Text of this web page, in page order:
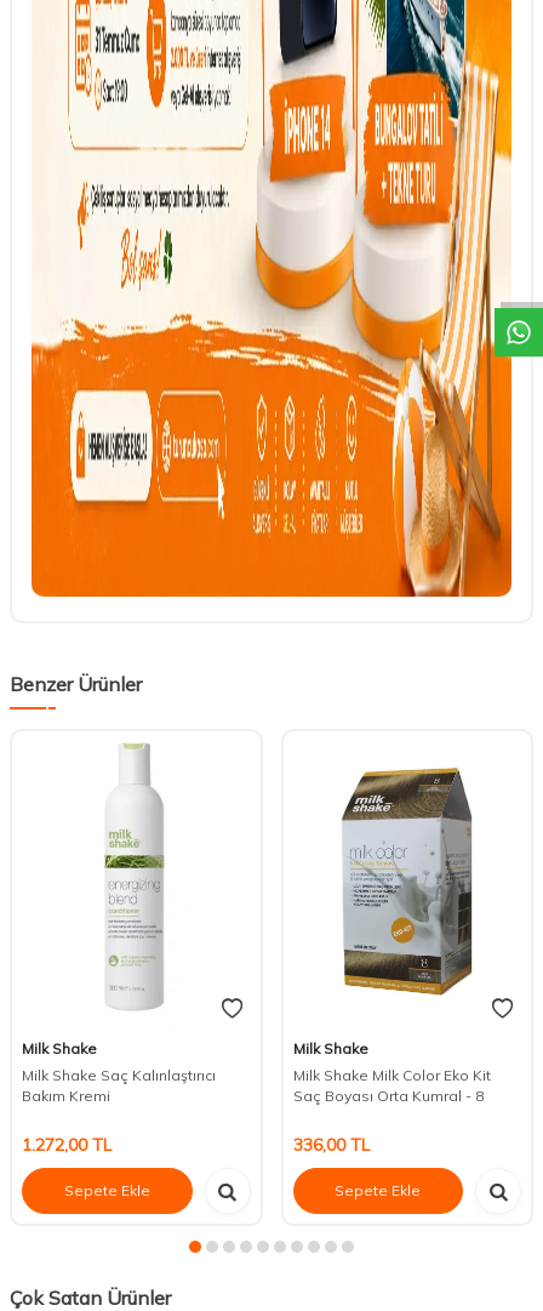
Benzer Ürünler
Milk Shake
Milk Shake Saç Kalınlaştırıcı
Bakım Kremi
1.272,00TL
Sepete Ekle
Milk Shake
Milk Shake Milk Color Eko Kit
Saç Boyası Orta Kumral - 8
336,00TL
Sepete Ekle
Çok Satan Ürünler